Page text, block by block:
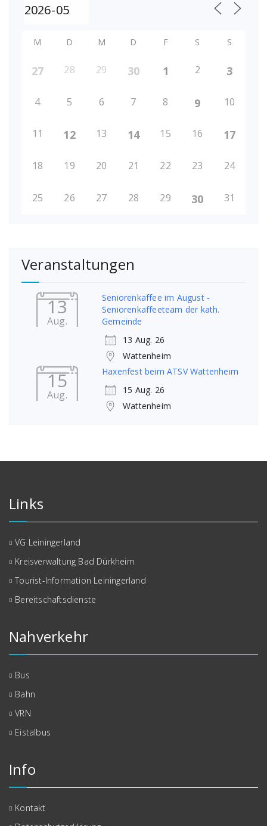
M D M D F S S
27 28 29 30 1 2 3
4 5 6 7 8 9 10
11 12 13 14 15 16 17
18 19 20 21 22 23 24
25 26 27 28 29 30 31
Veranstaltungen
13
Aug.
Seniorenkaffee im August -
Seniorenkaffeeteam der kath.
Gemeinde
13 Aug. 26
Wattenheim
15
Aug.
Haxenfest beim ATSV Wattenheim
15 Aug. 26
Wattenheim
Links
VG Leiningerland
Kreisverwaltung Bad Dürkheim
Tourist-Information Leiningerland
Bereitschaftsdienste
Nahverkehr
Bus
Bahn
VRN
Eistalbus
Info
Kontakt